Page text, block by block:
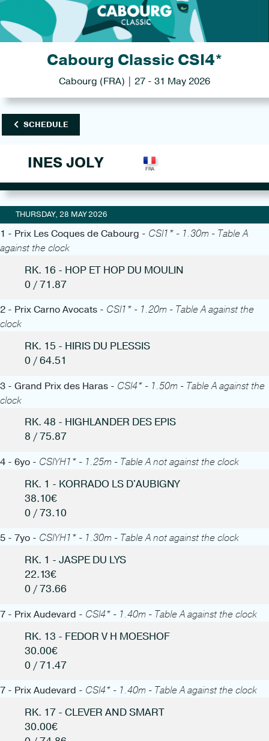
Cabourg Classic CSI4*
Cabourg (FRA) | 27 - 31 May 2026
SCHEDULE
INES JOLY
THURSDAY, 28 MAY 2026
1 - Prix Les Coques de Cabourg - CSI1* - 1.30m - Table A
against the clock
RK. 16 - HOP ET HOP DU MOULIN
0 / 71.87
2 - Prix Carno Avocats - CSI1* - 1.20m - Table A against the
clock
RK. 15 - HIRIS DU PLESSIS
0 / 64.51
3 - Grand Prix des Haras - CSI4* - 1.50m - Table A against the
clock
RK. 48 - HIGHLANDER DES EPIS
8 / 75.87
4 - 6yo - CSIYH1* - 1.25m - Table A not against the clock
RK. 1 - KORRADO LS D'AUBIGNY
38.10€
0 / 73.10
5 - 7yo - CSIYH1* - 1.30m - Table A not against the clock
RK. 1 - JASPE DU LYS
22.13€
0 / 73.66
7 - Prix Audevard - CSI4* - 1.40m - Table A against the clock
RK. 13 - FEDOR V H MOESHOF
30.00€
0 / 71.47
7 - Prix Audevard - CSI4* - 1.40m - Table A against the clock
RK. 17 - CLEVER AND SMART
30.00€